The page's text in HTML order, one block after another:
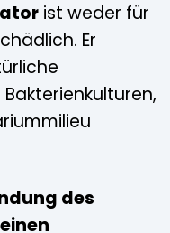
ist weder für
Er
des